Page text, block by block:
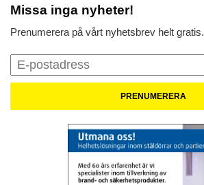
Missa inga nyheter!
Prenumerera på vårt nyhetsbrev helt gratis.